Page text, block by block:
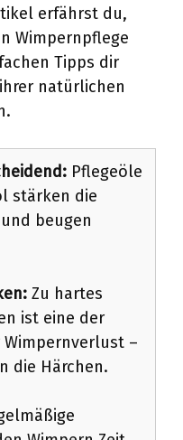
erfährst du,
Wimpernpflege
Tipps dir
natürlichen
Pflegeöle
stärken die
beugen
Zu hartes
ist eine der
–
die Härchen.